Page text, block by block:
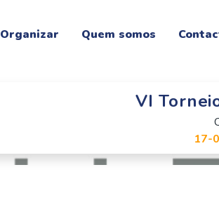
Organizar Quem somos
VI
17-